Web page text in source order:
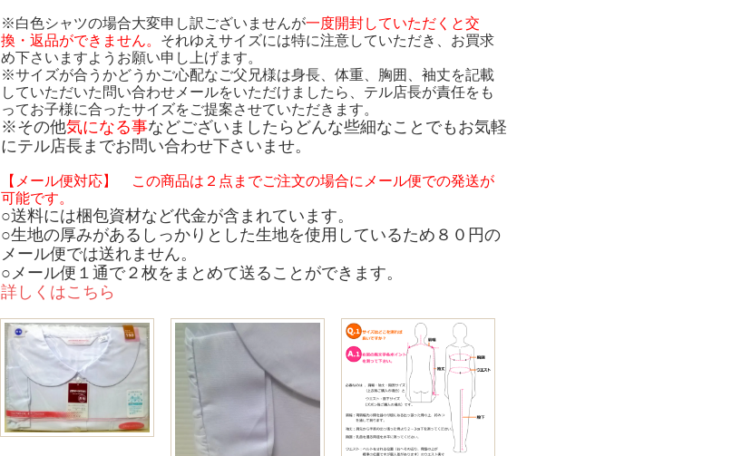
※白色シャツの場合大変申し訳ございませんが一度開封していただくと交
換・返品ができません。 それゆえサイズには特に注意していただき、お買求
め下さいますようお願い申し上げます。
※サイズが合うかどうかご心配なご父兄様は身長、体重、胸囲、袖丈を記載
していただいた問い合わせメールをいただけましたら、テル店長が責任をも
ってお子様に合ったサイズをご提案させていただきます。
※その他気になる事などございましたらどんな些細なことでもお気軽
にテル店長までお問い合わせ下さいませ。
【メール便対応】 この商品は２点までご注文の場合にメール便での発送が
可能です。
○送料には梱包資材など代金が含まれています。
○生地の厚みがあるしっかりとした生地を使用しているため８０円の
メール便では送れません。
○メール便１通で２枚をまとめて送ることができます。
詳しくはこちら